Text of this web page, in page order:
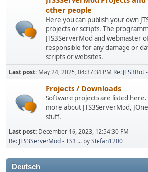
other people
Here you can publish your own
projects or scripts. The
JTS3ServerMod and webmaster
responsible for any damage or
scripts or websites.
Last post: May 24, 2025, 04:37:34 PM Re:
Projects / Downloads
Software projects are listed
more about JTS3ServerMod,
stuff.
Last post: December 16, 2023, 12:54:30 PM
Re: JTS3ServerMod - TS3 ... byStefan1200
Deutsch